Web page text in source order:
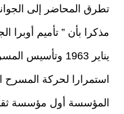
تطرق المحاضر إلى
يناير 1963
استمرارا لحركة
المؤسسة أول مؤسسة